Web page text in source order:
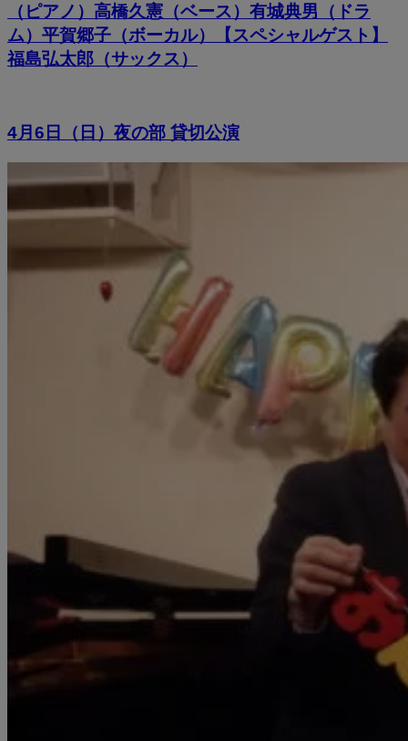
（ピアノ）高橋久憲（ベース）有城典男（ドラ
ム）平賀郷子（ボーカル）【スペシャルゲスト】
福島弘太郎（サックス）
4月6日（日）夜の部 貸切公演